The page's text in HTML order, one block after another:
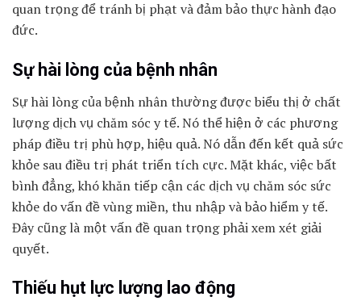
quan trọng để tránh bị phạt và đảm bảo thực hành đạo
đức.
Sự hài lòng của bệnh nhân
Sự hài lòng của bệnh nhân thường được biểu thị ở chất
lượng dịch vụ chăm sóc y tế. Nó thể hiện ở các phương
pháp điều trị phù hợp, hiệu quả. Nó dẫn đến kết quả sức
khỏe sau điều trị phát triển tích cực. Mặt khác, việc bất
bình đẳng, khó khăn tiếp cận các dịch vụ chăm sóc sức
khỏe do vấn đề vùng miền, thu nhập và bảo hiểm y tế.
Đây cũng là một vấn đề quan trọng phải xem xét giải
quyết.
Thiếu hụt lực lượng lao động